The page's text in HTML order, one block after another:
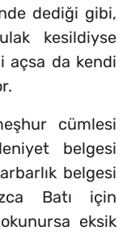
dediği gibi,
kesildiyse
açsa da kendi
cümlesi
belgesi
belgesi
Batı için
eksik